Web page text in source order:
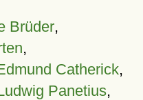
Brüder,
,
Catherick,
Panetius,